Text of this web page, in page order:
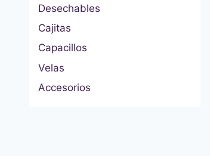
Desechables
Cajitas
Capacillos
Velas
Accesorios